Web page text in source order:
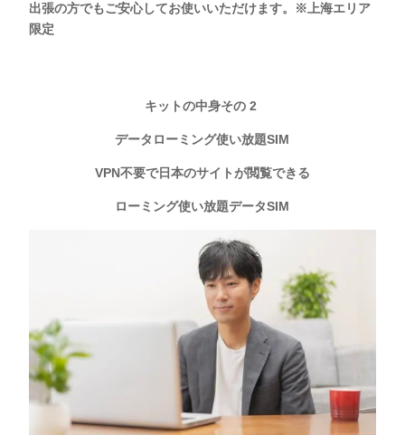
出張の方でもご安心してお使いいただけます。※上海エリア
限定
キットの中身その 2
データローミング使い放題SIM
VPN不要で日本のサイトが閲覧できる
ローミング使い放題データSIM